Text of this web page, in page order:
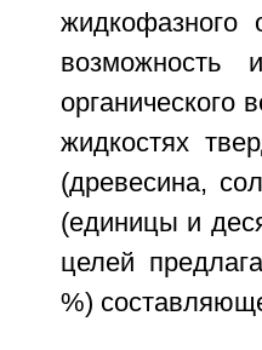
жидкофазного
возможность
органического
жидкостях
(древесина,
(единицы и
целей
%)